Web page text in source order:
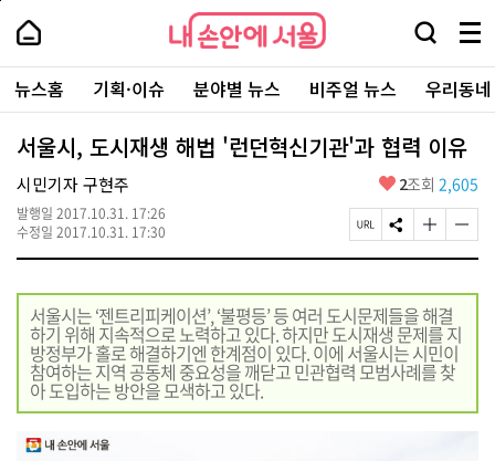
본
로
가
내
손
안
에
서
울
-
서
울
시
대
표
소
포
내
손
에
울
검
창
열
기
메
뉴
전
체
보
주
요
서
뉴스홈 기획·이슈 분야별 뉴스 비주얼 뉴스 우리동
서울시, 도시재생 해법 '런던혁신기관'과 협력 이유
시민기자 구현주
발행일 2017.10.31. 17:26
수정일 2017.10.31. 17:30
좋
요
2조회 2,605
페
이
U
R
L
복
사
S
N
공
유
하
기
글
자
기
크
게
변
경
하
글
자
기
서울시는 ‘젠트리피케이션’, ‘불평등’ 등 여러 도시문제들을 해결
하기 위해 지속적으로 노력하고 있다. 하지만 도시재생 문제를 지
방정부가 홀로 해결하기엔 한계점이 있다. 이에 서울시는 시민이
참여하는 지역 공동체 중요성을 깨닫고 민관협력 모범사례를 찾
아 도입하는 방안을 모색하고 있다.
페
상
단
로